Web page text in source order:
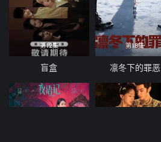
第12集
盲盒
第18集
凛冬下的罪恶